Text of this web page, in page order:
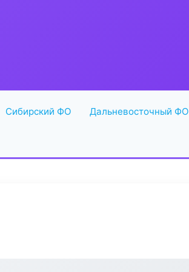
Сибирский ФО Дальневосточный ФО